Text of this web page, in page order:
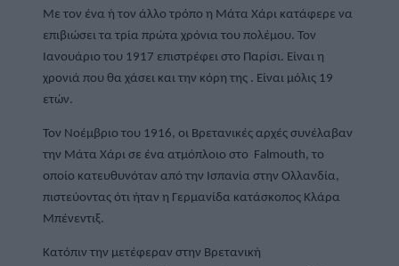
Με τον ένα ή τον άλλο τρόπο η Μάτα Χάρι κατάφερε να
επιβιώσει τα τρία πρώτα χρόνια του πολέμου. Τον
Ιανουάριο του 1917 επιστρέφει στο Παρίσι. Είναι η
χρονιά που θα χάσει και την κόρη της . Είναι μόλις 19
ετών.
Τον Νοέμβριο του 1916, οι Βρετανικές αρχές συνέλαβαν
την Μάτα Χάρι σε ένα ατμόπλοιο στο  Falmouth, το
οποίο κατευθυνόταν από την Ισπανία στην Ολλανδία,
πιστεύοντας ότι ήταν η Γερμανίδα κατάσκοπος Κλάρα
Μπένεντιξ.
Κατόπιν την μετέφεραν στην Βρετανική